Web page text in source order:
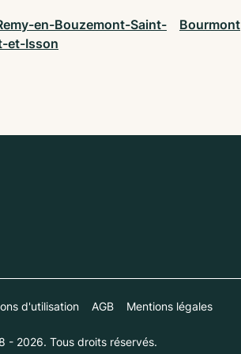
en-Bouzemont-Saint-
et-Isson
Bourmont
d'utilisation AGB Mentions légales
- 2026. Tous droits réservés.